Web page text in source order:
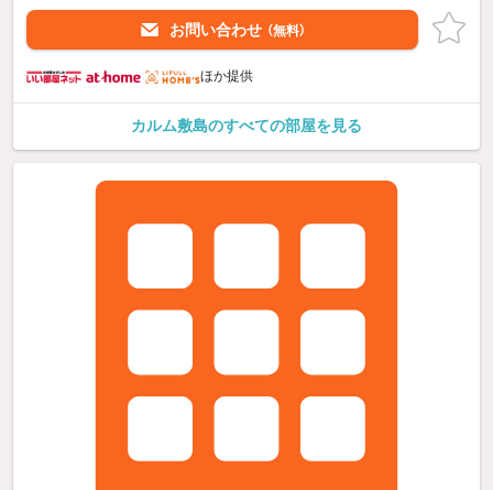
お問い合わせ （無料）
ほか提供
カルム敷島のすべての部屋を見る